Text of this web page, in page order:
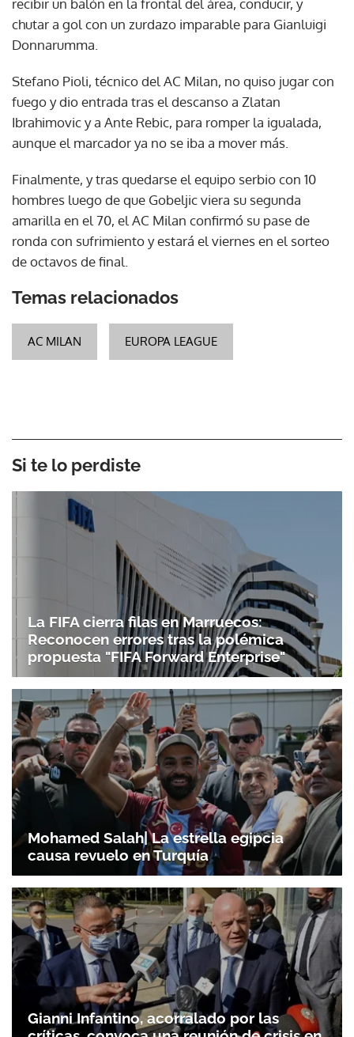
recibir un balón en la frontal del área, conducir, y
chutar a gol con un zurdazo imparable para Gianluigi
Donnarumma.
Stefano Pioli, técnico del AC Milan, no quiso jugar con
fuego y dio entrada tras el descanso a Zlatan
Ibrahimovic y a Ante Rebic, para romper la igualada,
aunque el marcador ya no se iba a mover más.
Finalmente, y tras quedarse el equipo serbio con 10
hombres luego de que Gobeljic viera su segunda
amarilla en el 70, el AC Milan confirmó su pase de
ronda con sufrimiento y estará el viernes en el sorteo
de octavos de final.
Temas relacionados
AC MILAN EUROPA LEAGUE
Si te lo perdiste
La FIFA cierra filas en Marruecos:
Reconocen errores tras la polémica
propuesta "FIFA Forward Enterprise"
Mohamed Salah| La estrella egipcia
causa revuelo en Turquía
Gianni Infantino, acorralado por las